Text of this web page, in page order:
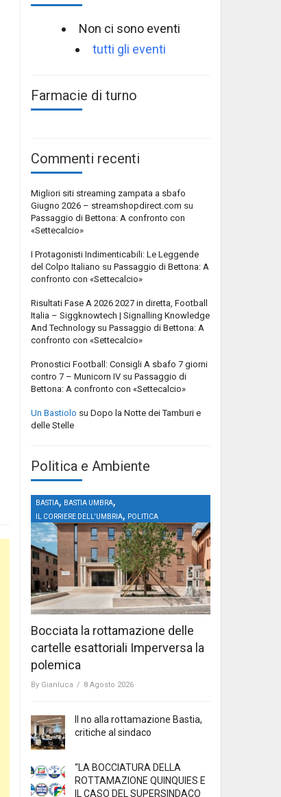
Non ci sono eventi
tutti gli eventi
Farmacie di turno
Commenti recenti
Migliori siti streaming zampata a sbafo
Giugno 2026 – streamshopdirect.com su
Passaggio di Bettona: A confronto con
«Settecalcio»
I Protagonisti Indimenticabili: Le Leggende
del Colpo Italiano su Passaggio di Bettona: A
confronto con «Settecalcio»
Risultati Fase A 2026 2027 in diretta, Football
Italia – Siggknowtech | Signalling Knowledge
And Technology su Passaggio di Bettona: A
confronto con «Settecalcio»
Pronostici Football: Consigli A sbafo 7 giorni
contro 7 – Municorn IV su Passaggio di
Bettona: A confronto con «Settecalcio»
Un Bastiolo su Dopo la Notte dei Tamburi e
delle Stelle
Politica e Ambiente
BASTIA, BASTIA UMBRA,
IL CORRIERE DELL'UMBRIA, POLITICA
Bocciata la rottamazione delle
cartelle esattoriali Imperversa la
polemica
By Gianluca / 8 Agosto 2026
Il no alla rottamazione Bastia,
critiche al sindaco
“LA BOCCIATURA DELLA
ROTTAMAZIONE QUINQUIES E
IL CASO DEL SUPERSINDACO